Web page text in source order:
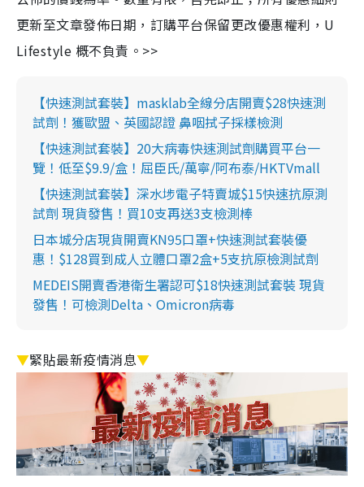
更新至文章發佈日期，訂購平台保留更改優惠權利，U
Lifestyle 概不負責。>>
【快速測試套裝】masklab全線分店開賣$28快速測
試劑！獲歐盟、英國認證 鼻咽拭子採樣檢測
【快速測試套裝】20大病毒快速測試劑購買平台一
覽！低至$9.9/盒！屈臣氏/萬寧/阿布泰/HKTVmall
【快速測試套裝】深水埗電子特賣城$15快速抗原測
試劑 現貨發售！買10支再送3支檢測棒
日本城分店現貨開賣KN95口罩+快速測試套裝優
惠！$128買到成人立體口罩2盒+5支抗原檢測試劑
MEDEIS開賣香港衛生署認可$18快速測試套裝 現貨
發售！可檢測Delta、Omicron病毒
▼緊貼最新疫情消息▼